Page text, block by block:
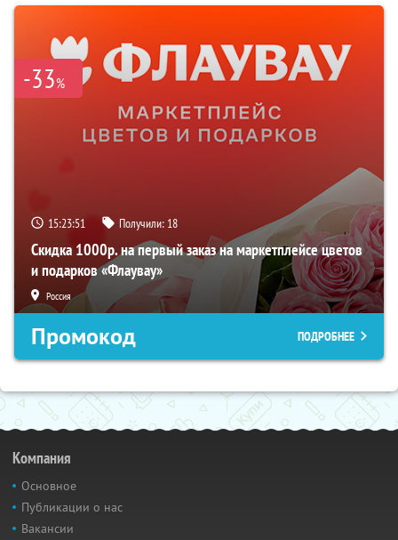
-33%
15:23:50 Получили: 18
Скидка 1000р. на первый заказ на маркетплейсе цветов
и подарков «Флаувау»
Россия
Промокод ПОДРОБНЕЕ
Компания
Основное
Публикации о нас
Вакансии